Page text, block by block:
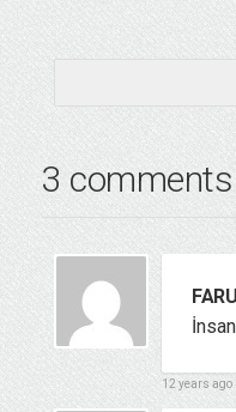
3 comments
12 years ago